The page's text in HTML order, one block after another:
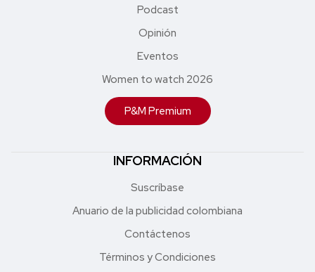
Podcast
Opinión
Eventos
Women to watch 2026
P&M Premium
INFORMACIÓN
Suscríbase
Anuario de la publicidad colombiana
Contáctenos
Términos y Condiciones